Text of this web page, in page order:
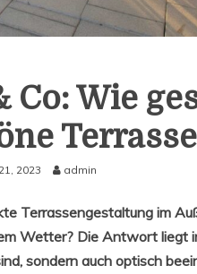
Co: Wie
2023 admin
Terrassengestaltung im
Wetter? Die Antwort liegt
sondern auch optisch